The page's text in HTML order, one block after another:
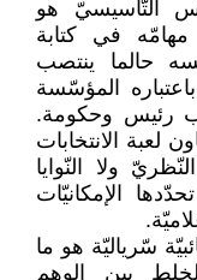
التّأسيسيّ هو
مهامّه في كتابة
حالما ينتصب
المؤسّسة
رئيس وحكومة.
لعبة الانتخابات
ولا النّوايا
الإمكانيّات
سّرياليّة هو ما
بين الوهم